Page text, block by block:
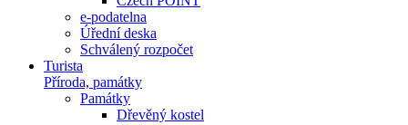
e-podatelna
Úřední deska
Schválený rozpočet
Turista
Příroda, památky
Památky
Dřevěný kostel